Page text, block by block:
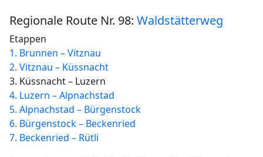
Regionale Route Nr. 98: Waldstätterweg
Etappen
1. Brunnen – Vitznau
2. Vitznau – Küssnacht
3. Küssnacht – Luzern
4. Luzern – Alpnachstad
5. Alpnachstad – Bürgenstock
6. Bürgenstock – Beckenried
7. Beckenried – Rütli